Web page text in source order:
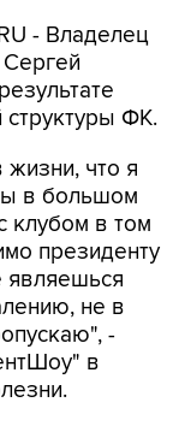
- Владелец
структуры ФК.
что я
в большом
клубом в том
президенту
являешься
не в
-
в